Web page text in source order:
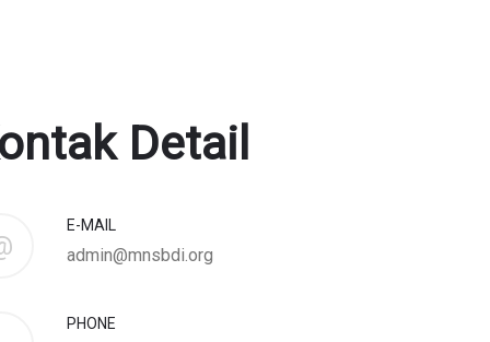
Detail
E-MAIL
admin@mnsbdi.org
PHONE